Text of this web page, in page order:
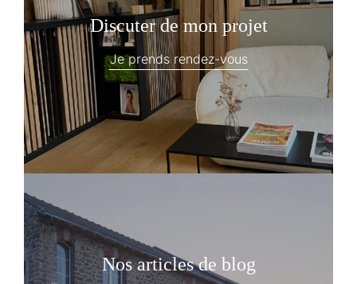
Discuter de mon projet
Je prends rendez-vous
Nos articles de blog